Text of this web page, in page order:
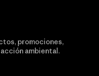
promociones,
ambiental.